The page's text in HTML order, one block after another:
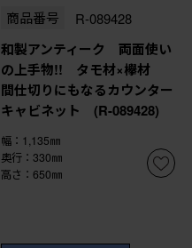
商品番号 R-089428
和製アンティーク 両面使い
の上手物!! タモ材×欅材
間仕切りにもなるカウンター
キャビネット (R-089428)
幅：1,135㎜
奥行：330㎜
高さ：650㎜